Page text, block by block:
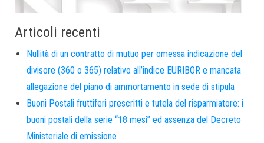
Articoli recenti
Nullità di un contratto di mutuo per omessa indicazione del
divisore (360 o 365) relativo all’indice EURIBOR e mancata
allegazione del piano di ammortamento in sede di stipula
Buoni Postali fruttiferi prescritti e tutela del risparmiatore: i
buoni postali della serie “18 mesi” ed assenza del Decreto
Ministeriale di emissione